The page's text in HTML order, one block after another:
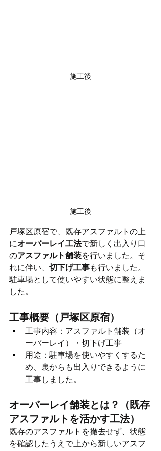
施工後
施工後
戸塚区原宿で、既存アスファルトの上
にオーバーレイ工法で新しく出入り口
のアスファルト舗装を行いました。そ
れに伴い、 切下げ工事も行いました。
駐車場として使いやすい状態に整えま
した。
工事概要（戸塚区原宿）
工事内容：アスファルト舗装（オ
ーバーレイ）・切下げ工事
用途：駐車場を使いやすくするた
め、裏からも出入りできるように
工事しました。
オーバーレイ舗装とは？（既存
アスファルトを活かす工法）
既存のアスファルトを撤去せず、状態
を確認したうえで上から新しいアスフ